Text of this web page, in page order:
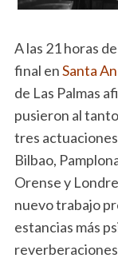
A las 21 horas
final enSanta
de Las Palmas
pusieron al
tres actuaciones
Bilbao,
Orense y
nuevo trabajo
estancias más